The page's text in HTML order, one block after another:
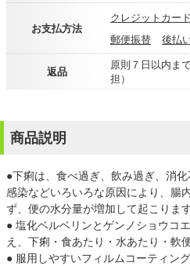
お支払方法
クレジットカード
郵便振替
後払
返品
原則７日以内ま
担）
商品説明
●下痢は、食べ過ぎ、飲み過ぎ、消
感染などいろいろな原因により、腸
ず、便の水分量が増加して起こります
● 塩化ベルベリンとゲンノショウコ
え、下痢・食あたり・水あたり・軟
● 服用しやすいフィルムコーティング